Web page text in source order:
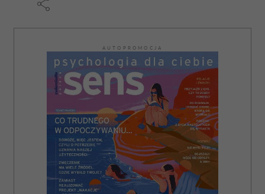
AUTOPROMOCJA